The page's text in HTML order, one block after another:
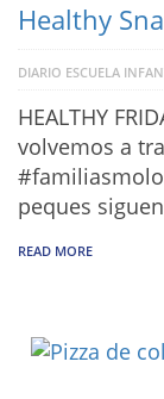
Healthy
DIARIO ESCUELA
HEALTHY
volvemos a
peques
READ MORE